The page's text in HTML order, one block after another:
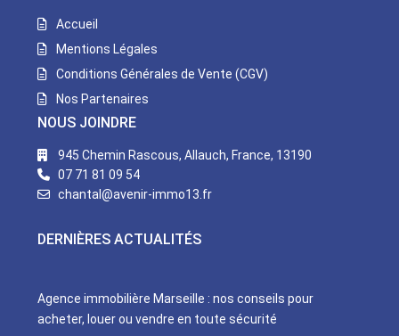
Accueil
Mentions Légales
Conditions Générales de Vente (CGV)
Nos Partenaires
NOUS JOINDRE
945 Chemin Rascous, Allauch, France, 13190
07 71 81 09 54
chantal@avenir-immo13.fr
DERNIÈRES ACTUALITÉS
Agence immobilière Marseille : nos conseils pour
acheter, louer ou vendre en toute sécurité